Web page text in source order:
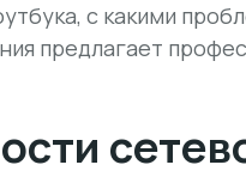
с какими
предлагает